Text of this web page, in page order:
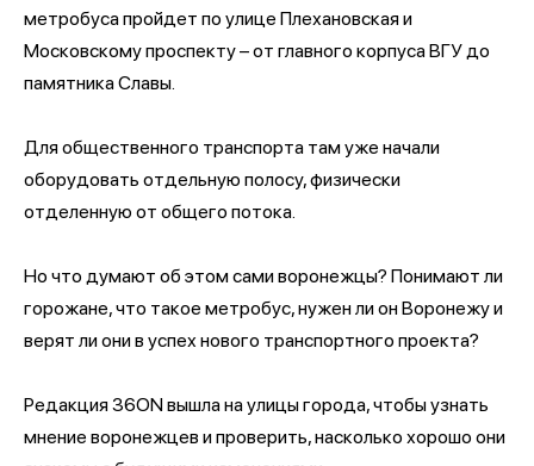
метробуса пройдет по улице Плехановская и
Московскому проспекту – от главного корпуса ВГУ до
памятника Славы.
Для общественного транспорта там уже начали
оборудовать отдельную полосу, физически
отделенную от общего потока.
Но что думают об этом сами воронежцы? Понимают ли
горожане, что такое метробус, нужен ли он Воронежу и
верят ли они в успех нового транспортного проекта?
Редакция 36ON вышла на улицы города, чтобы узнать
мнение воронежцев и проверить, насколько хорошо они